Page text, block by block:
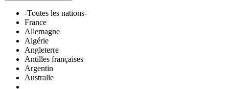
-Toutes les nations-
France
Allemagne
Algérie
Angleterre
Antilles françaises
Argentin
Australie